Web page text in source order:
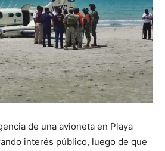
de una avioneta en Playa
interés público, luego de que